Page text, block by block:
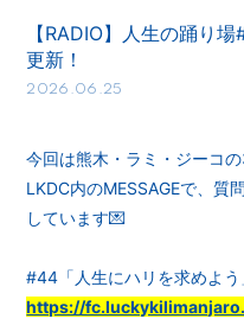
会員登録 ログイ
【RADIO】人生の踊り
更新！
2026.06.25
今回は熊木・ラミ・ジーコの
LKDC内のMESSAGEで、質
しています💌
#44「人生にハリを求めよう
https://